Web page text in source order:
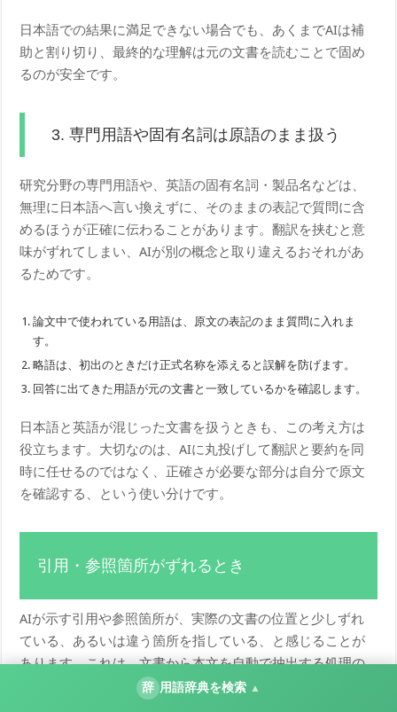
日本語での結果に満足できない場合でも、あくまでAIは補
助と割り切り、最終的な理解は元の文書を読むことで固め
るのが安全です。
3. 専門用語や固有名詞は原語のまま扱う
研究分野の専門用語や、英語の固有名詞・製品名などは、
無理に日本語へ言い換えずに、そのままの表記で質問に含
めるほうが正確に伝わることがあります。翻訳を挟むと意
味がずれてしまい、AIが別の概念と取り違えるおそれがあ
るためです。
論文中で使われている用語は、原文の表記のまま質問に入れま
す。
略語は、初出のときだけ正式名称を添えると誤解を防げます。
回答に出てきた用語が元の文書と一致しているかを確認します。
日本語と英語が混じった文書を扱うときも、この考え方は
役立ちます。大切なのは、AIに丸投げして翻訳と要約を同
時に任せるのではなく、正確さが必要な部分は自分で原文
を確認する、という使い分けです。
引用・参照箇所がずれるとき
AIが示す引用や参照箇所が、実際の文書の位置と少しずれ
ている、あるいは違う箇所を指している、と感じることが
あります。これは、文書から本文を自動で抽出する処理の
限界によって起こることがあります。
辞 用語辞典を検索 ▲